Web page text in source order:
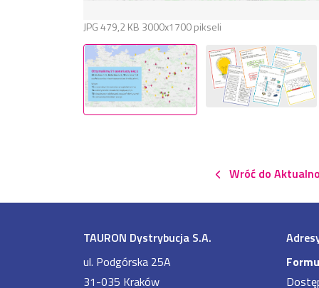
JPG479,2 KB 3000x1700 pikseli
Wróć do
TAURON Dystrybucja S.A.
ul. Podgórska 25A
31-035 Kraków